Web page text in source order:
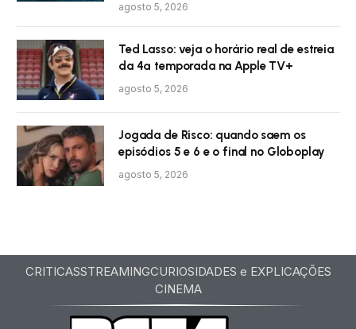
agosto 5, 2026
Ted Lasso: veja o horário real de estreia
da 4ª temporada na Apple TV+
agosto 5, 2026
Jogada de Risco: quando saem os
episódios 5 e 6 e o final no Globoplay
agosto 5, 2026
CRITICASSTREAMINGCURIOSIDADES e EXPLICAÇÕES
CINEMA